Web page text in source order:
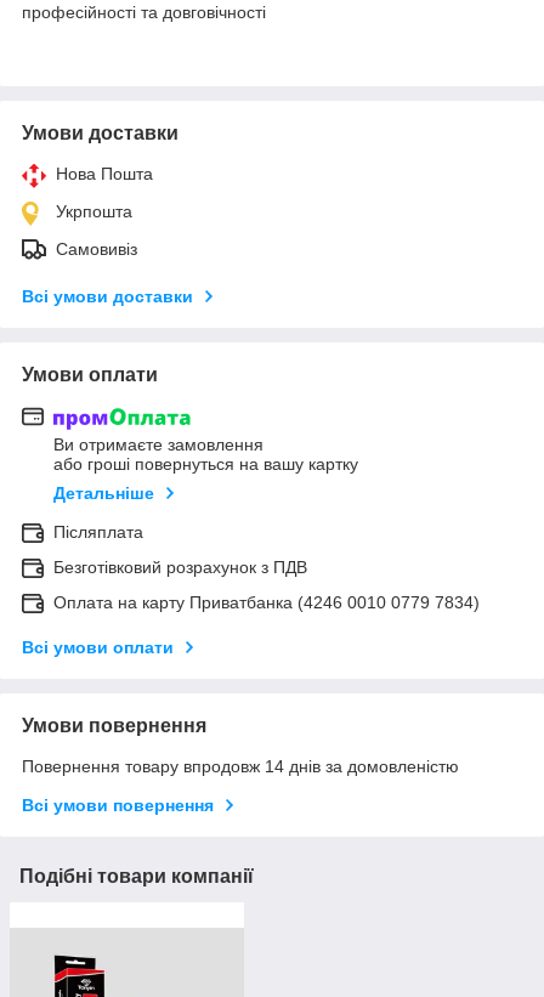
професійності та довговічності
Умови доставки
Нова Пошта
Укрпошта
Самовивіз
Всі умови доставки
Умови оплати
Ви отримаєте замовлення
або гроші повернуться на вашу картку
Детальніше
Післяплата
Безготівковий розрахунок з ПДВ
Оплата на карту Приватбанка (4246 0010 0779 7834)
Всі умови оплати
Умови повернення
Повернення товару впродовж 14 днів за домовленістю
Всі умови повернення
Подібні товари компанії